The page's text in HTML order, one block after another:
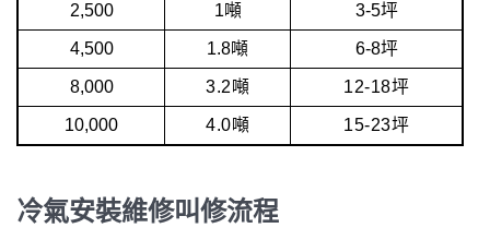
2,500 1噸 3-5坪
4,500 1.8噸 6-8坪
8,000 3.2噸 12-18坪
10,000 4.0噸 15-23坪
冷氣安裝維修叫修流程